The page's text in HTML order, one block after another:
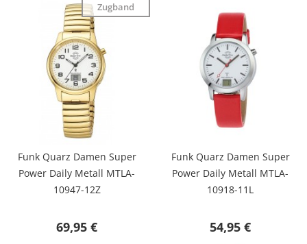
Zugband
Funk Quarz Damen Super
Power Daily Metall MTLA-
10947-12Z
69,95 €
Funk Quarz Damen Super
Power Daily Metall MTLA-
10918-11L
54,95 €